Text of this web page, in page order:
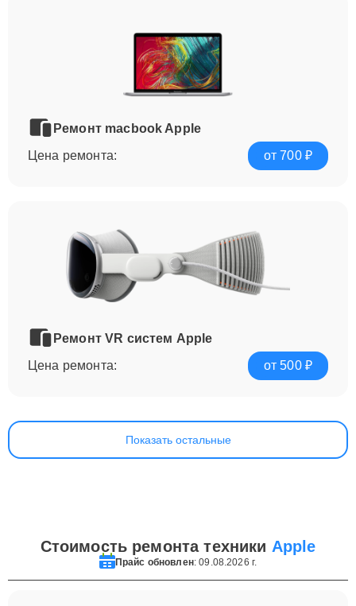
Ремонт macbook Apple
Цена ремонта:
от 700 ₽
Ремонт VR систем Apple
Цена ремонта:
от 500 ₽
Показать остальные
Стоимость ремонта техники Apple
Прайс обновлен: 09.08.2026 г.